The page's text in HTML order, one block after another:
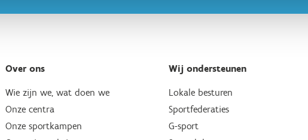
Over ons
Wie zijn we, wat doen we
Onze centra
Onze sportkampen
Wij ondersteunen
Lokale besturen
Sportfederaties
G-sport